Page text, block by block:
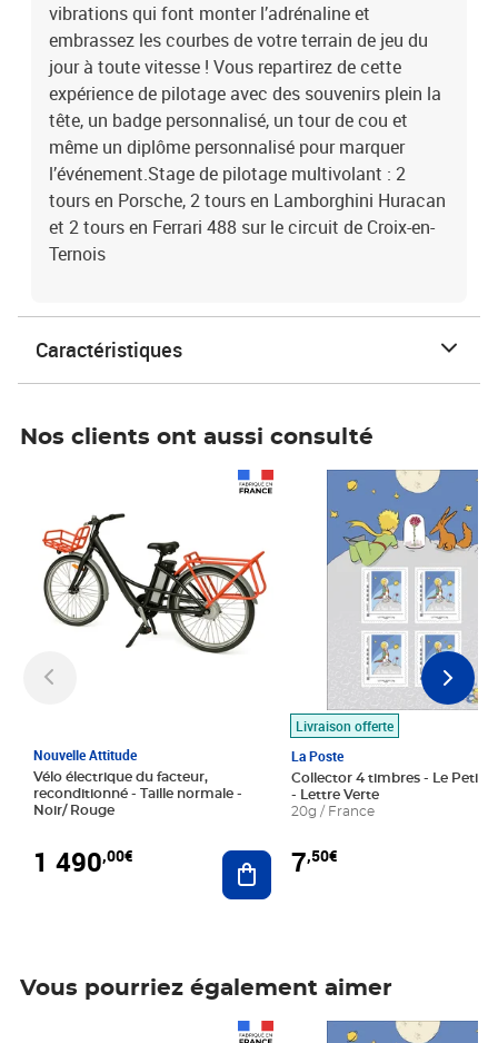
vibrations qui font monter l’adrénaline et
embrassez les courbes de votre terrain de jeu du
jour à toute vitesse ! Vous repartirez de cette
expérience de pilotage avec des souvenirs plein la
tête, un badge personnalisé, un tour de cou et
même un diplôme personnalisé pour marquer
l’événement.Stage de pilotage multivolant : 2
tours en Porsche, 2 tours en Lamborghini Huracan
et 2 tours en Ferrari 488 sur le circuit de Croix-en-
Ternois
Caractéristiques
Nos clients ont aussi consulté
Nouvelle Attitude
Vélo électrique du facteur,
reconditionné - Taille normale -
Noir/ Rouge
1 490,00€ Ajouter au panier
Livraison offerte
La Poste
Collector 4 timbres - Le Petit
- Lettre Verte
20g / France
7,50€
Prix 7,50€
Vous pourriez également aimer
Prix 7,50€